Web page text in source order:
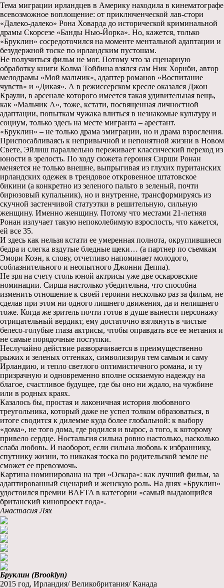
Тема миграции ирландцев в Америку находила в кинематографе
всевозможное воплощение: от приключенческой лав-стори
«Далеко-далеко» Рона Ховарда до исторической криминальной
драмы Скорсезе «Банды Нью-Йорка». Но, кажется, только
«Бруклин» сосредоточился на моменте ментальной адаптации и
безудержной тоске по ирландским пустошам.
Не получиться фильм не мог. Потому что за сценарную
обработку книги Колма Тойбина взялся сам Ник Хорнби, автор
мелодрамы «Мой мальчик», адаптер романов «Воспитание
чувств» и «Дикая». А в режиссерском кресле оказался Джон
Краули, в арсенале которого имеется такая удивительная вещь,
как «Мальчик А», тоже, кстати, посвященная личностной
адаптации, попыткам чужака влиться в незнакомые культуру и
социум, только здесь на месте мигранта – арестант.
«Бруклин» – не только драма эмиграции, но и драма взросления.
Приспосабливаясь к непривычной и непонятной жизни в Новом
Свете, Эйлиш параллельно переживает классический переход из
юности в зрелость. По ходу сюжета героиня Сирши Ронан
меняется не только внешне, выпрыгивая из глухих пуританских
ирландских одежек в трендовое откровенное штатовское
бикини (а конкретно из зеленого пальто в зеленый, почти
бирюзовый купальник), но и внутренне, трансформируясь из
скучной застенчивой статуэтки в решительную, сильную
женщину. Именно женщину. Потому что местами 21-летняя
Ронан излучает такую непоколебимую взрослость, что кажется,
ей все 35.
И здесь как нельзя кстати ее умеренная полнота, округлившиеся
бедра и слегка вздутые бледные щеки… (а партнер по съемкам
Эмори Коэн, к слову, отчетливо напоминает молодого,
соблазнительного и неопытного Джонни Деппа).
Не зря на счету столь юной актрисы уже две оскаровские
номинации. Сирша настолько убедительна, что способна
изменить отношение к своей героини несколько раз за фильм, не
сделав при этом ни одного лишнего движения, да и нелишнего
тоже. Когда же зритель почти готов в душе вынести персонажу
отрицательный вердикт, ему достаточно взглянуть в чистые
белесо-голубые глаза актрисы, чтобы оправдать все ее метания и
не самые порядочные поступки.
Неслучайно действие разворачивается в преимущественно
рыжих и зеленых оттенках, символизируя тем самым и саму
Ирландию, и тепло светлого оптимистичного романа, и ту
призрачную и одновременно вполне осязаемую надежду на
благое, счастливое будущее, где бы оно ни ждало, на чужбине
или в родных краях.
Казалось бы, простая и лаконичная история любовного
треугольника, который даже не успел толком образоваться, в
итоге сводится к дилемме куда более глобальной: к выбору
«дома», не того дома, где родился и вырос, а того, к которому
привело сердце. Ностальгия сильна ровно настолько, насколько
слаба любовь. И наоборот, если сильна любовь к избраннику,
спутнику жизни, то никакая тоска по родительской земле не
сможет ее превозмочь.
Картина номинирована на три «Оскара»: как лучший фильм, за
адаптированный сценарий и женскую роль. На днях «Бруклин»
удостоился премии BAFTA в категории «самый выдающийся
британский кинопроект года».
Анастасия Лях
Бруклин (Brooklyn)
2015 год, Ирландия/ Великобритания/ Канада